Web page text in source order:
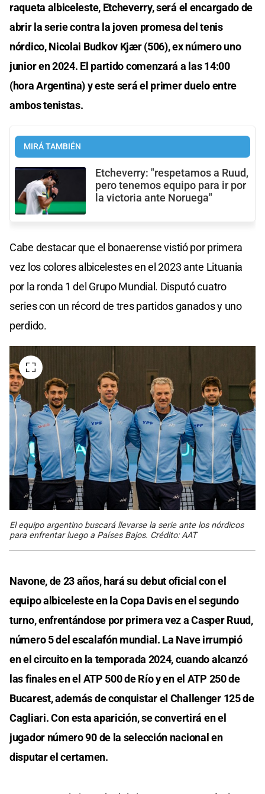
raqueta albiceleste, Etcheverry, será el encargado de
abrir la serie contra la joven promesa del tenis
nórdico, Nicolai Budkov Kjær (506), ex número uno
junior en 2024. El partido comenzará a las 14:00
(hora Argentina) y este será el primer duelo entre
ambos tenistas.
MIRÁ TAMBIÉN
Etcheverry: "respetamos a Ruud,
pero tenemos equipo para ir por
la victoria ante Noruega"
Cabe destacar que el bonaerense vistió por primera
vez los colores albicelestes en el 2023 ante Lituania
por la ronda 1 del Grupo Mundial. Disputó cuatro
series con un récord de tres partidos ganados y uno
perdido.
El equipo argentino buscará llevarse la serie ante los nórdicos
para enfrentar luego a Países Bajos. Crédito: AAT
Navone, de 23 años, hará su debut oficial con el
equipo albiceleste en la Copa Davis en el segundo
turno, enfrentándose por primera vez a Casper Ruud,
número 5 del escalafón mundial. La Nave irrumpió
en el circuito en la temporada 2024, cuando alcanzó
las finales en el ATP 500 de Río y en el ATP 250 de
Bucarest, además de conquistar el Challenger 125 de
Cagliari. Con esta aparición, se convertirá en el
jugador número 90 de la selección nacional en
disputar el certamen.